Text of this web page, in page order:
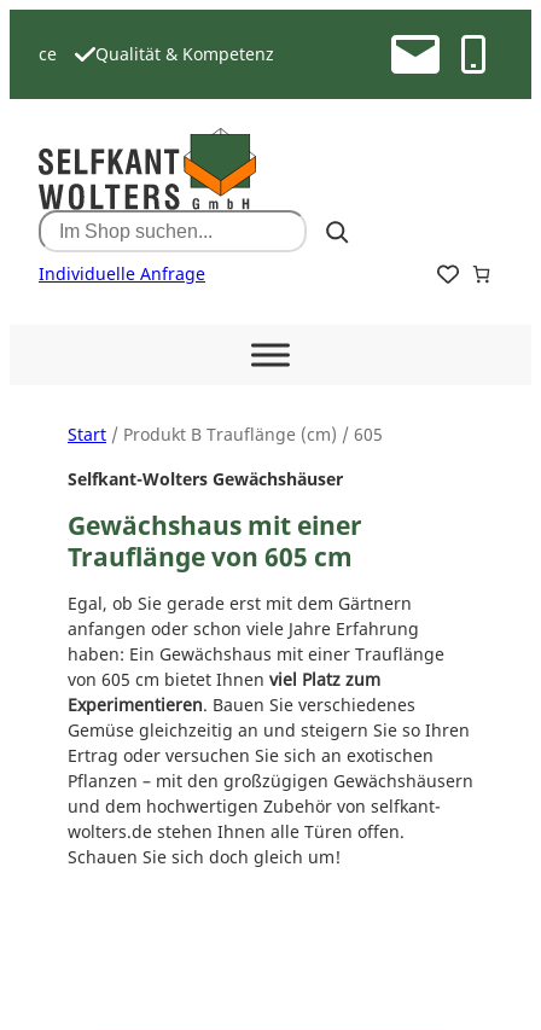
InhaltQualität & Kompetenz
Search
Individuelle Anfrage
Start / Produkt B Trauflänge (cm) / 605
Selfkant-Wolters Gewächshäuser
Gewächshaus mit einer
Trauflänge von 605 cm
Egal, ob Sie gerade erst mit dem Gärtnern
anfangen oder schon viele Jahre Erfahrung
haben: Ein Gewächshaus mit einer Trauflänge
von 605 cm bietet Ihnen viel Platz zum
Experimentieren. Bauen Sie verschiedenes
Gemüse gleichzeitig an und steigern Sie so Ihren
Ertrag oder versuchen Sie sich an exotischen
Pflanzen – mit den großzügigen Gewächshäusern
und dem hochwertigen Zubehör von selfkant-
wolters.de stehen Ihnen alle Türen offen.
Schauen Sie sich doch gleich um!